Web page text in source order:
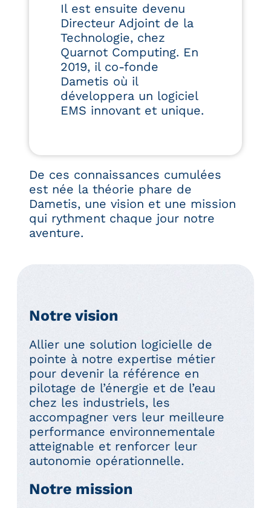
Il est ensuite devenu
Directeur Adjoint de la
Technologie, chez
Quarnot Computing. En
2019, il co-fonde
Dametis où il
développera un logiciel
EMS innovant et unique.
De ces connaissances cumulées
est née la théorie phare de
Dametis, une vision et une mission
qui rythment chaque jour notre
aventure.
Notre vision
Allier une solution logicielle de
pointe à notre expertise métier
pour devenir la référence en
pilotage de l’énergie et de l’eau
chez les industriels, les
accompagner vers leur meilleure
performance environnementale
atteignable et renforcer leur
autonomie opérationnelle.
Notre mission